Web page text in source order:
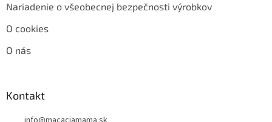
Nariadenie o všeobecnej bezpečnosti výrobkov
O cookies
O nás
Kontakt